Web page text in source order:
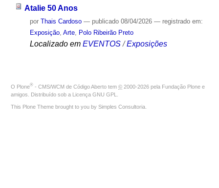
Atalie 50 Anos
por Thais Cardoso — publicado08/04/2026 — registrado em:
Exposição, Arte, Polo Ribeirão Preto
Localizado em EVENTOS /Exposições
O Plone® - CMS/WCM de Código Aberto tem © 2000-2026 pela Fundação Plone e
amigos. Distribuído sob a Licença GNU GPL
This Plone Theme brought to you by Simples Consultoria